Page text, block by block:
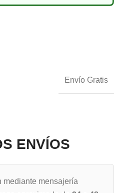
Envío Gratis
ENVÍOS
mediante mensajería